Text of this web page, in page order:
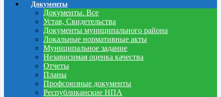
Документы
Документы. Все
Устав, Свидетельства
Документы муниципального района
Локальные нормативные акты
Муниципальное задание
Независимая оценка качества
Отчеты
Планы
Профсоюзные документы
Республиканские НПА